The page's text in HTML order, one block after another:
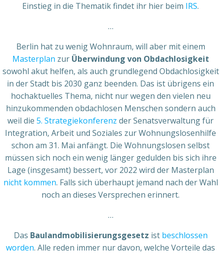
Einstieg in die Thematik findet ihr hier beim IRS.
…
Berlin hat zu wenig Wohnraum, will aber mit einem
Masterplan zur Überwindung von Obdachlosigkeit
sowohl akut helfen, als auch grundlegend Obdachlosigkeit
in der Stadt bis 2030 ganz beenden. Das ist übrigens ein
hochaktuelles Thema, nicht nur wegen den vielen neu
hinzukommenden obdachlosen Menschen sondern auch
weil die 5. Strategiekonferenz der Senatsverwaltung für
Integration, Arbeit und Soziales zur Wohnungslosenhilfe
schon am 31. Mai anfängt. Die Wohnungslosen selbst
müssen sich noch ein wenig länger gedulden bis sich ihre
Lage (insgesamt) bessert, vor 2022 wird der Masterplan
nicht kommen. Falls sich überhaupt jemand nach der Wahl
noch an dieses Versprechen erinnert.
…
Das Baulandmobilisierungsgesetz ist beschlossen
worden. Alle reden immer nur davon, welche Vorteile das